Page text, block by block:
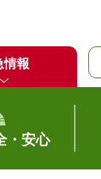
情報
・安心